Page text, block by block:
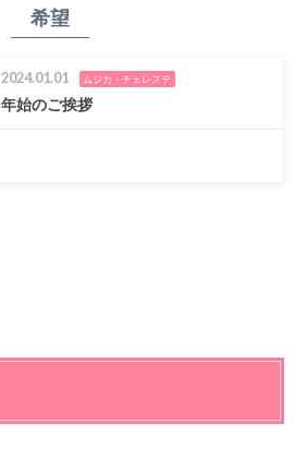
希望
2024.01.01 ムジカ・チェレステ
年始のご挨拶